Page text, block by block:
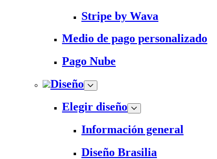
Stripe by Wava
Medio de pago personalizado
Pago Nube
Diseño
Elegir diseño
Información general
Diseño Brasilia